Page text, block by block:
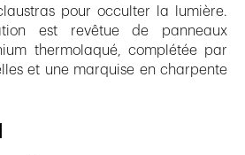
pour occulter la lumière.
est revêtue de panneaux
thermolaqué, complétée par
et une marquise en charpente